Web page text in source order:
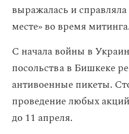
выражалась и
месте» во время митинга.
С начала войны в
посольства в Бишкеке
антивоенные пикеты.
проведение любых
до 11 апреля.